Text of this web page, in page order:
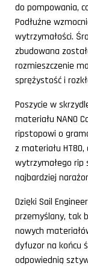
do pompowania,
Podłużne
wytrzymałości.
zbudowana
rozmieszczenie
sprężystość i
Poszycie w
materiału NANO
ripstopowi o
z materiału
wytrzymałego rip
najbardziej
Dzięki Sail
przemyślany, tak
nowych
dyfuzor na końcu
odpowiednią